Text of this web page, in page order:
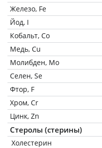
Железо, Fe
Йод, I
Кобальт, Co
Медь, Cu
Молибден, Mo
Селен, Se
Фтор, F
Хром, Cr
Цинк, Zn
Стеролы (стерины)
Холестерин